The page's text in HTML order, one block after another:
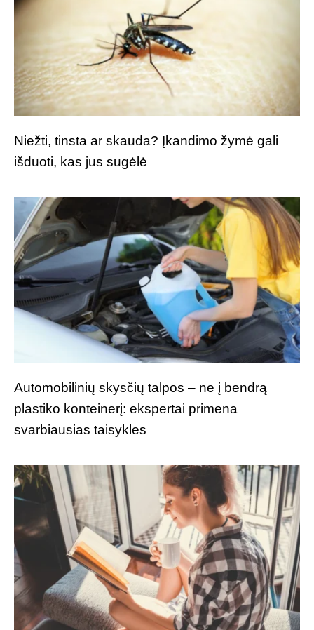
Niežti, tinsta ar skauda? Įkandimo žymė gali
išduoti, kas jus sugėlė
Automobilinių skysčių talpos – ne į bendrą
plastiko konteinerį: ekspertai primena
svarbiausias taisykles